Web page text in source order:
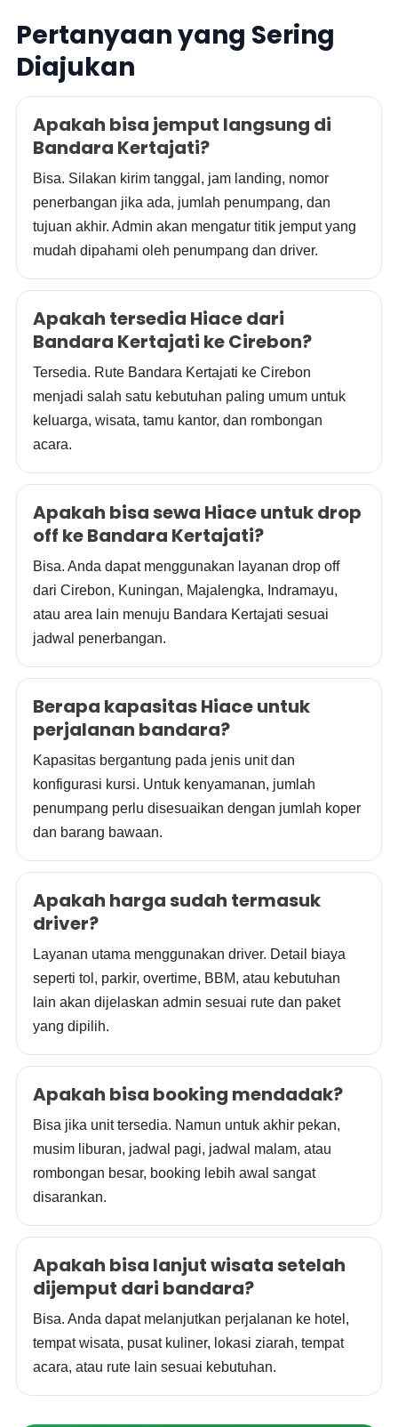
Pertanyaan yang Sering
Diajukan
Apakah bisa jemput langsung di
Bandara Kertajati?
Bisa. Silakan kirim tanggal, jam landing, nomor
penerbangan jika ada, jumlah penumpang, dan
tujuan akhir. Admin akan mengatur titik jemput yang
mudah dipahami oleh penumpang dan driver.
Apakah tersedia Hiace dari
Bandara Kertajati ke Cirebon?
Tersedia. Rute Bandara Kertajati ke Cirebon
menjadi salah satu kebutuhan paling umum untuk
keluarga, wisata, tamu kantor, dan rombongan
acara.
Apakah bisa sewa Hiace untuk drop
off ke Bandara Kertajati?
Bisa. Anda dapat menggunakan layanan drop off
dari Cirebon, Kuningan, Majalengka, Indramayu,
atau area lain menuju Bandara Kertajati sesuai
jadwal penerbangan.
Berapa kapasitas Hiace untuk
perjalanan bandara?
Kapasitas bergantung pada jenis unit dan
konfigurasi kursi. Untuk kenyamanan, jumlah
penumpang perlu disesuaikan dengan jumlah koper
dan barang bawaan.
Apakah harga sudah termasuk
driver?
Layanan utama menggunakan driver. Detail biaya
seperti tol, parkir, overtime, BBM, atau kebutuhan
lain akan dijelaskan admin sesuai rute dan paket
yang dipilih.
Apakah bisa booking mendadak?
Bisa jika unit tersedia. Namun untuk akhir pekan,
musim liburan, jadwal pagi, jadwal malam, atau
rombongan besar, booking lebih awal sangat
disarankan.
Apakah bisa lanjut wisata setelah
dijemput dari bandara?
Bisa. Anda dapat melanjutkan perjalanan ke hotel,
tempat wisata, pusat kuliner, lokasi ziarah, tempat
acara, atau rute lain sesuai kebutuhan.